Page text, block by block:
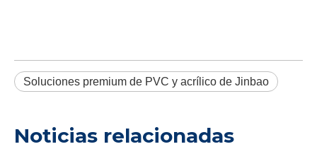
Soluciones premium de PVC y acrílico de Jinbao
Noticias relacionadas